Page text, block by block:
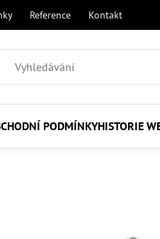
Reference Kontakt
PODMÍNKYHISTORIE